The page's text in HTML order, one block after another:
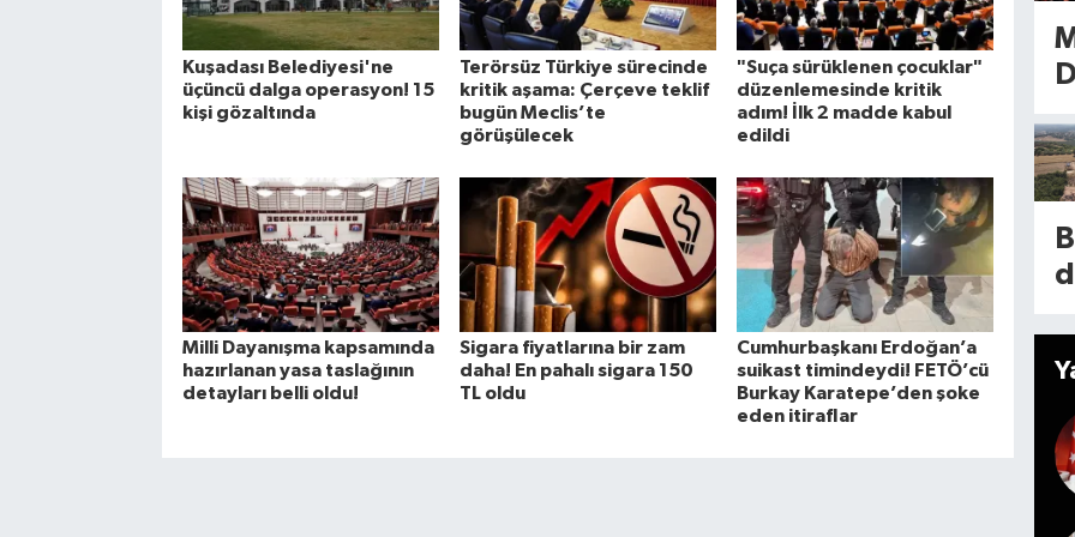
Kuşadası Belediyesi'ne
üçüncü dalga operasyon! 15
kişi gözaltında
Terörsüz Türkiye sürecinde
kritik aşama: Çerçeve teklif
bugün Meclis’te
görüşülecek
"Suça sürüklenen çocuklar"
düzenlemesinde kritik
adım! İlk 2 madde kabul
edildi
Milli Dayanışma kapsamında
hazırlanan yasa taslağının
detayları belli oldu!
Sigara fiyatlarına bir zam
daha! En pahalı sigara 150
TL oldu
Cumhurbaşkanı Erdoğan’a
suikast timindeydi! FETÖ’cü
Burkay Karatepe’den şoke
eden itiraflar
a
n
!
r